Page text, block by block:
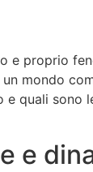
proprio
mondo
quali sono
e